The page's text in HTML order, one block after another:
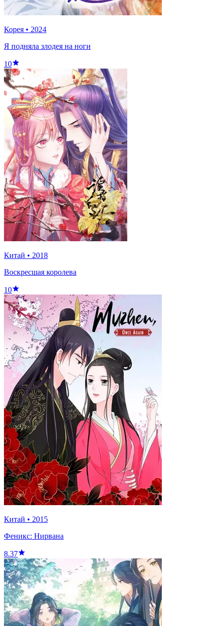
Корея • 2024
Я подняла злодея на ноги
10
Китай • 2018
Воскресшая королева
10
Китай • 2015
Феникс: Нирвана
8.37